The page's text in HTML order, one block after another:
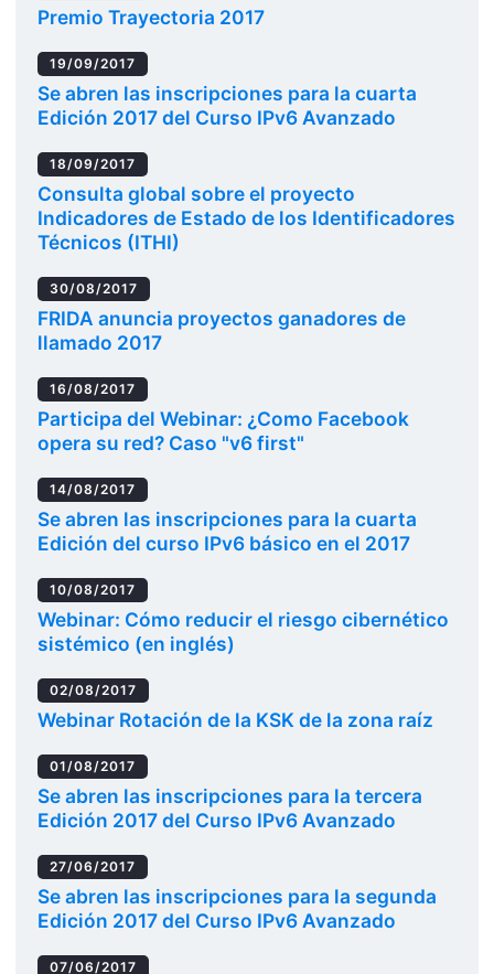
Premio Trayectoria 2017
19/09/2017
Se abren las inscripciones para la cuarta
Edición 2017 del Curso IPv6 Avanzado
18/09/2017
Consulta global sobre el proyecto
Indicadores de Estado de los Identificadores
Técnicos (ITHI)
30/08/2017
FRIDA anuncia proyectos ganadores de
llamado 2017
16/08/2017
Participa del Webinar: ¿Como Facebook
opera su red? Caso "v6 first"
14/08/2017
Se abren las inscripciones para la cuarta
Edición del curso IPv6 básico en el 2017
10/08/2017
Webinar: Cómo reducir el riesgo cibernético
sistémico (en inglés)
02/08/2017
Webinar Rotación de la KSK de la zona raíz
01/08/2017
Se abren las inscripciones para la tercera
Edición 2017 del Curso IPv6 Avanzado
27/06/2017
Se abren las inscripciones para la segunda
Edición 2017 del Curso IPv6 Avanzado
07/06/2017